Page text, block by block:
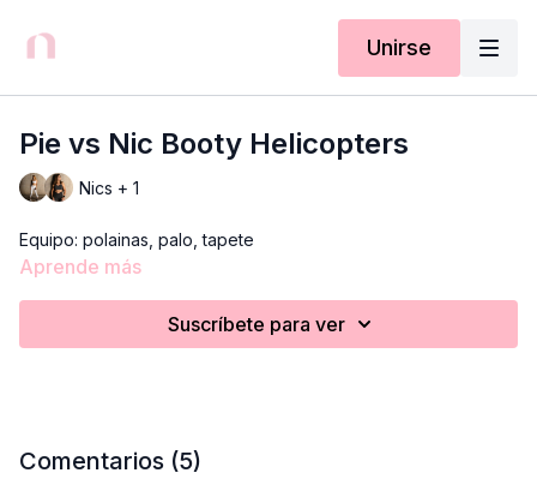
Unirse
Pie vs Nic Booty Helicopters
Nics + 1
Equipo: polainas, palo, tapete
Aprende más
Suscríbete para ver
Comentarios (5)